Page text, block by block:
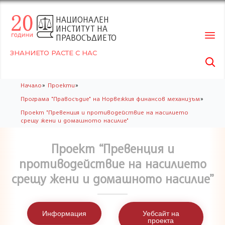
НАЦИОНАЛЕН
ИНСТИТУТ НА
ПРАВОСЪДИЕТО
ЗНАНИЕТО РАСТЕ С НАС

Начало» Проекти»
Програма "Правосъдие" на Норвежкия финансов механизъм»
Проект "Превенция и противодействие на насилието
срещу жени и домашното насилие"
Проект “Превенция и
противодействие на насилието
срещу жени и домашното насилие”
Информация
Уебсайт на
проекта